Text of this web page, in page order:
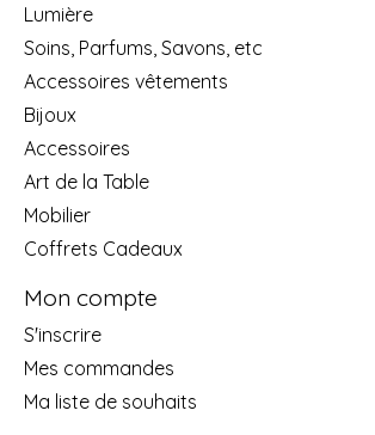
Lumière
Soins, Parfums, Savons, etc
Accessoires vêtements
Bijoux
Accessoires
Art de la Table
Mobilier
Coffrets Cadeaux
Mon compte
S'inscrire
Mes commandes
Ma liste de souhaits